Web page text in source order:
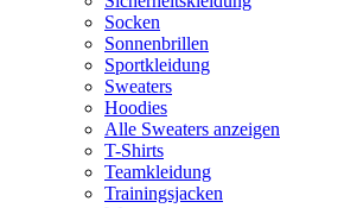
Socken
Sonnenbrillen
Sportkleidung
Sweaters
Hoodies
Alle Sweaters anzeigen
T-Shirts
Teamkleidung
Trainingsjacken